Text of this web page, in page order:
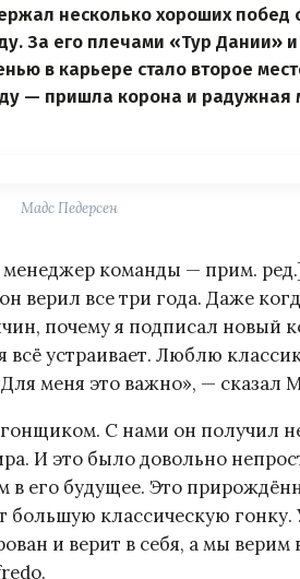
несколько хороших побед
За его плечами «Тур Дании»
в карьере стало второе
— пришла корона и радужная
Мадс Педерсен
команды — прим.
верил все три года. Даже
почему я подписал новый
всё устраивает. Люблю
меня это важно», — сказал
С нами он получил
И это было довольно
в его будущее. Это
большую классическую гонку.
и верит в себя, а мы верим